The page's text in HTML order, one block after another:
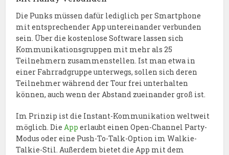
Die Punks müssen dafür lediglich per Smartphone
mit entsprechender App untereinander verbunden
sein. Über die kostenlose Software lassen sich
Kommunikationsgruppen mit mehr als 25
Teilnehmern zusammenstellen. Ist man etwa in
einer Fahrradgruppe unterwegs, sollen sich deren
Teilnehmer während der Tour frei unterhalten
können, auch wenn der Abstand zueinander groß ist.
Im Prinzip ist die Instant-Kommunikation weltweit
möglich. Die App erlaubt einen Open-Channel Party-
Modus oder eine Push-To-Talk-Option im Walkie-
Talkie-Stil. Außerdem bietet die App mit dem